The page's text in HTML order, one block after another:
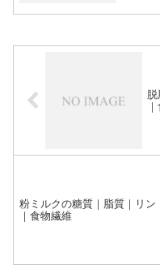
粉ミルクの糖質｜脂質｜リン
｜食物繊維